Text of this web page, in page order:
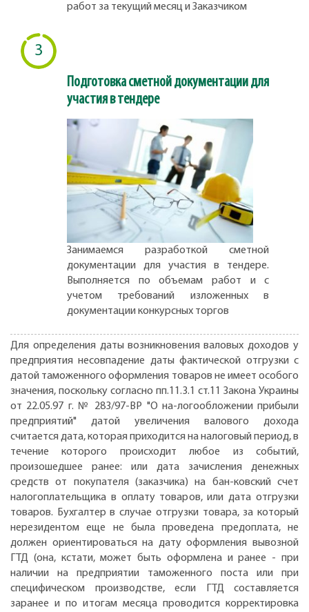
работ за текущий месяц и Заказчиком
3
Подготовка сметной документации для
участия в тендере
Занимаемся разработкой сметной
документации для участия в тендере.
Выполняется по объемам работ и с
учетом требований изложенных в
документации конкурсных торгов
Для определения даты возникновения валовых доходов у
предприятия несовпадение даты фактической отгрузки с
датой таможенного оформления товаров не имеет особого
значения, поскольку согласно пп.11.3.1 ст.11 Закона Украины
от 22.05.97 г. № 283/97-ВР "О на-логообложении прибыли
предприятий" датой увеличения валового дохода
считается дата, которая приходится на налоговый период, в
течение которого происходит любое из событий,
произошедшее ранее: или дата зачисления денежных
средств от покупателя (заказчика) на бан-ковский счет
налогоплательщика в оплату товаров, или дата отгрузки
товаров. Бухгалтер в случае отгрузки товара, за который
нерезидентом еще не была проведена предоплата, не
должен ориентироваться на дату оформления вывозной
ГТД (она, кстати, может быть оформлена и ранее - при
наличии на предприятии таможенного поста или при
специфическом производстве, если ГТД составляется
заранее и по итогам месяца проводится корректировка